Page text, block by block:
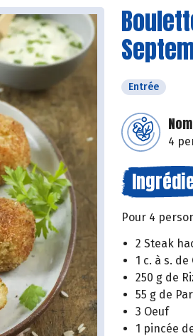
Entrée
4
Pour 4
2 Steak
1 c. à s.
250 g de
55 g de
3 Oeuf
1 pincée